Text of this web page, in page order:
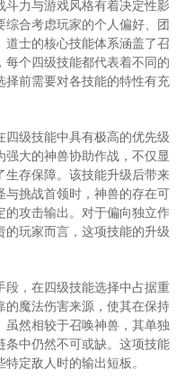
斗力与游戏风格有着决定性影
合考虑玩家的个人偏好、团
士的核心技能体系涵盖了召
个四级技能都代表着不同的
择前需要对各技能的特性有充
级技能中具有极高的优先级
大的神兽协助作战，不仅显
生存保障。该技能升级后带来
与挑战首领时，神兽的存在可
的攻击输出。对于偏向独立作
玩家而言，这项技能的升级
段，在四级技能选择中占据重
的魔法伤害来源，使其在保持
然相较于召唤神兽，其单独
条中仍然不可或缺。这项技能
定敌人时的输出短板。